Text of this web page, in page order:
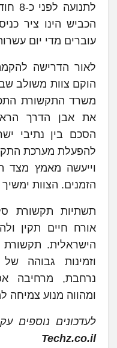
הכביש הינו ציר
עוברים מדי יום
לאור הדרישה
הוקם צוות משולב
משרד התקשורת
את אבן הדרך
הסכם בין נתיבי
וייעשה מאמץ מצד
הזמנים. הצוות
תשתיות תקשורת
אורח חיים תקין
הישראלית. תקשורת
וזמינות גבוהה
נרחבת, מרחיבה
ומהווה מנוע צמיחה
לעדכונים נוספים
Techz.co.il